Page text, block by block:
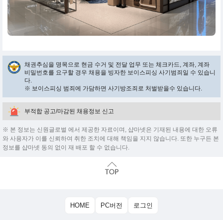
채권추심을 명목으로 현금 수거 및 전달 업무 또는 체크카드, 계좌, 계좌
비밀번호를 요구할 경우 채용을 빙자한 보이스피싱 사기범죄일 수 있습니
다.
※ 보이스피싱 범죄에 가담하면 사기방조죄로 처벌받을수 있습니다.
부적합 공고/마감된 채용정보 신고
※ 본 정보는 신원글로벌 에서 제공한 자료이며, 샵마넷은 기재된 내용에 대한 오류
와 사용자가 이를 신뢰하여 취한 조치에 대해 책임을 지지 않습니다. 또한 누구든 본
정보를 샵마넷 동의 없이 재 배포 할 수 없습니다.
HOME PC버전 로그인